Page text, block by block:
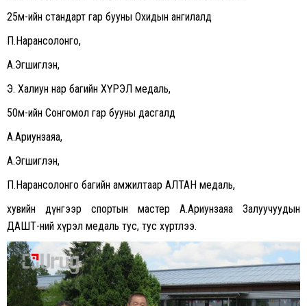
25м-ийн стандарт гар бууны Охидын ангилалд
П.Нарансолонго,
А.Эгшиглэн,
Э. Халиун нар багийн ХҮРЭЛ медаль,
50м-ийн Сонгомол гар бууны дасгалд
А.Ариунзаяа,
А.Эгшиглэн,
П.Нарансолонго багийн амжилтаар АЛТАН медаль,
хувийн дүнгээр спортын мастер А.Ариунзаяа Залуучуудын
ДАШТ-ний хүрэл медаль тус, тус хүртлээ.